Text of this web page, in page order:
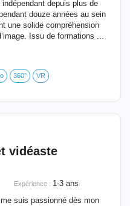
depuis plus de
douze années au sein
une solide compréhension
Issu de formations ...
360° VR
vidéaste
Expérience : 1-3 ans
suis passionné dès mon